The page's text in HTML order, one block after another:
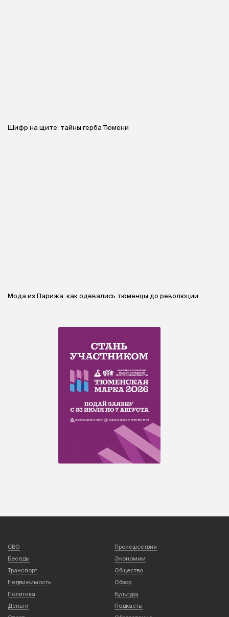
Шифр на щите: тайны герба Тюмени
Мода из Парижа: как одевались тюменцы до революции
СВО
Происшествия
Беседы
Экономим
Транспорт
Общество
Недвижимость
Обзор
Политика
Культура
Деньги
Подкасты